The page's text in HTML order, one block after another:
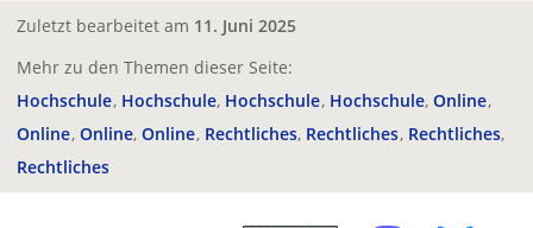
Zuletzt bearbeitet am 11. Juni 2025
Mehr zu den Themen dieser Seite:
Hochschule Hochschule Hochschule Hochschule Online
Online Online Online Rechtliches Rechtliches Rechtliches
Rechtliches